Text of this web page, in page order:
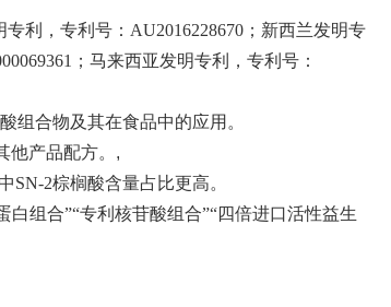
利，专利号：AU2016228670；新西兰发明专
；马来西亚发明专利，专利号：
组合物及其在食品中的应用。
产品配方。 ,
SN-2棕榈酸含量占比更高。
白组合”“专利核苷酸组合”“四倍进口活性益生